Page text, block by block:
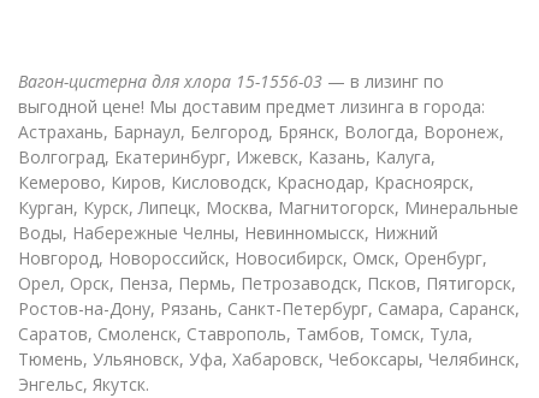
Вагон-цистерна для хлора 15-1556-03 — в лизинг по
выгодной цене! Мы доставим предмет лизинга в города:
Астрахань, Барнаул, Белгород, Брянск, Вологда, Воронеж,
Волгоград, Екатеринбург, Ижевск, Казань, Калуга,
Кемерово, Киров, Кисловодск, Краснодар, Красноярск,
Курган, Курск, Липецк, Москва, Магнитогорск, Минеральные
Воды, Набережные Челны, Невинномысск, Нижний
Новгород, Новороссийск, Новосибирск, Омск, Оренбург,
Орел, Орск, Пенза, Пермь, Петрозаводск, Псков, Пятигорск,
Ростов-на-Дону, Рязань, Санкт-Петербург, Самара, Саранск,
Саратов, Смоленск, Ставрополь, Тамбов, Томск, Тула,
Тюмень, Ульяновск, Уфа, Хабаровск, Чебоксары, Челябинск,
Энгельс, Якутск.